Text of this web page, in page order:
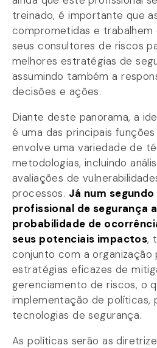
treinado, é importante que
comprometidas e
seus consultores de riscos
melhores estratégias de
assumindo também a
decisões e ações.
Diante deste panorama, a
é uma das principais
envolve uma variedade de
metodologias, incluindo
avaliações de
processos. Já num
profissional de segurança
probabilidade de
seus potenciais impactos,
conjunto com a organização
estratégias eficazes de
gerenciamento de riscos, o
implementação de políticas,
tecnologias de segurança.
As políticas serão as